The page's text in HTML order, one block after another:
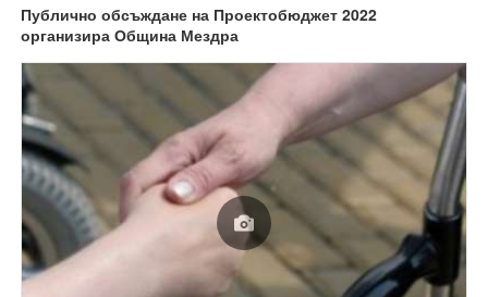
Публично обсъждане на Проектобюджет 2022
организира Община Мездра